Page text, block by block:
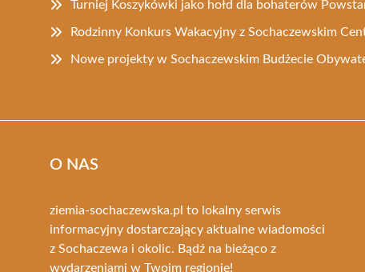
Turniej Koszykówki jako hołd dla bohaterów
Rodzinny Konkurs Wakacyjny z Sochaczewskim
Nowe projekty w Sochaczewskim Budżecie
O NAS
ziemia-sochaczewska.pl to lokalny serwis
informacyjny dostarczający aktualne wiadomości
z Sochaczewa i okolic. Bądź na bieżąco z
wydarzeniami w Twoim regionie!